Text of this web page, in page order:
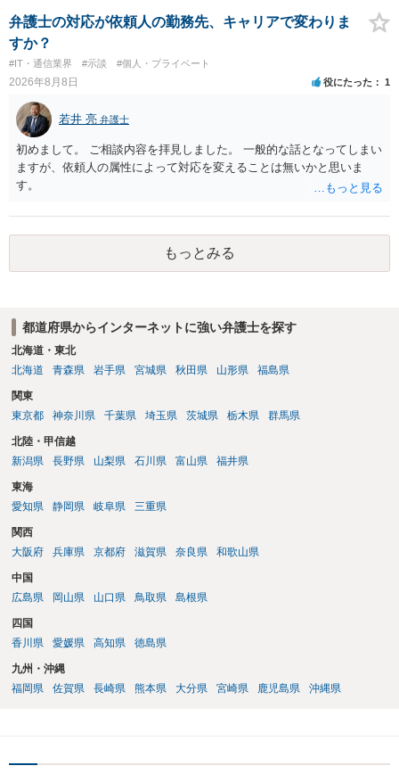
弁護士の対応が依頼人の勤務先、キャリアで変わりま
すか？
#IT・通信業界 #示談 #個人・プライベート
2026年8月8日 役にたった 1
若井 亮 弁護士
初めまして。 ご相談内容を拝見しました。 一般的な話となってしまい
ますが、依頼人の属性によって対応を変えることは無いかと思いま
す。
もっとみる
都道府県からインターネットに強い弁護士を探す
北海道・東北
北海道
青森県 岩手県 宮城県 秋田県 山形県 福島県
関東
東京都
神奈川県 千葉県 埼玉県 茨城県 栃木県 群馬県
北陸・甲信越
新潟県
長野県 山梨県 石川県 富山県 福井県
東海
愛知県
静岡県 岐阜県 三重県
関西
大阪府
兵庫県 京都府 滋賀県 奈良県 和歌山県
中国
広島県
岡山県 山口県 鳥取県 島根県
四国
香川県
愛媛県 高知県 徳島県
九州・沖縄
福岡県
佐賀県 長崎県 熊本県 大分県 宮崎県 鹿児島県 沖縄県